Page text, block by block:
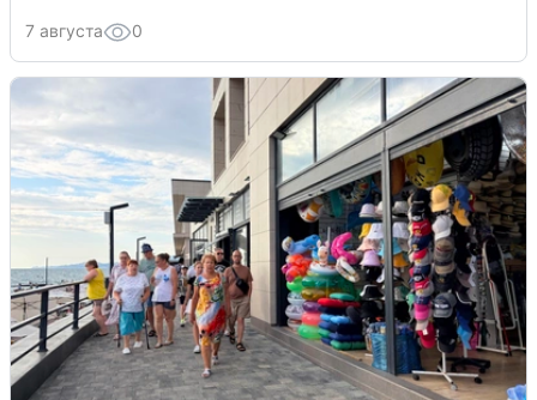
7 августа 0